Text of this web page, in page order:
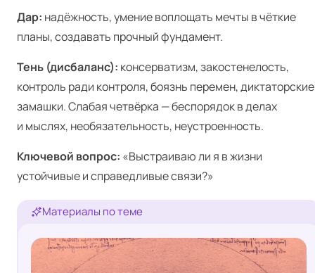
Дар: надёжность, умение воплощать мечты в чёткие
планы, создавать прочный фундамент.
Тень (дисбаланс): консерватизм, закостенелость,
контроль ради контроля, боязнь перемен, диктаторские
замашки. Слабая четвёрка — беспорядок в делах
и мыслях, необязательность, неустроенность.
Ключевой вопрос: «Выстраиваю ли я в жизни
устойчивые и справедливые связи?»
Материалы по теме